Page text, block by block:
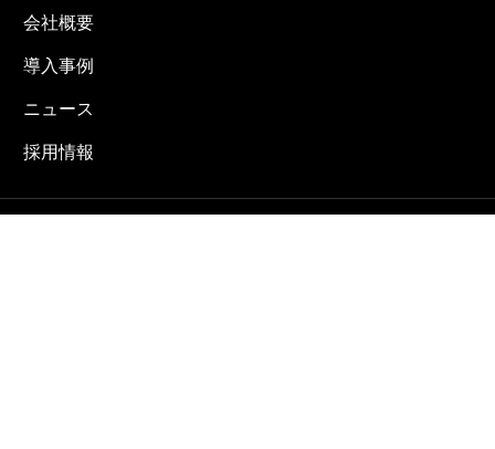
会社概要
導入事例
ニュース
採用情報